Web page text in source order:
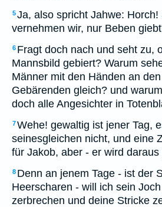
5Ja, also spricht Jahwe: Horch!
vernehmen wir, nur Beben
6 Fragt doch nach und seht zu,
Mannsbild gebiert? Warum
Männer mit den Händen an
Gebärenden gleich? und
doch alle Angesichter in
7Wehe! gewaltig ist jener Tag,
seinesgleichen nicht, und eine
für Jakob, aber - er wird
8 Denn an jenem Tage - ist der
Heerscharen - will ich sein
zerbrechen und deine Stricke